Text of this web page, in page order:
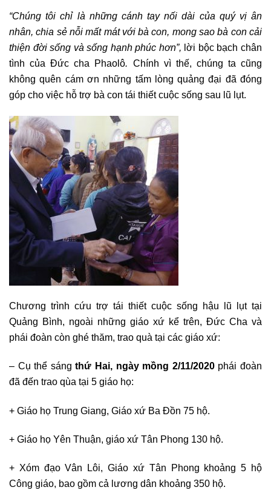
“Chúng tôi chỉ là những cánh tay nối dài của quý vị ân
nhân, chia sẻ nỗi mất mát với bà con, mong sao bà con cải
thiện đời sống và sống hạnh phúc hơn”, lời bộc bạch chân
tình của Đức cha Phaolô. Chính vì thế, chúng ta cũng
không quên cám ơn những tấm lòng quảng đại đã đóng
góp cho việc hỗ trợ bà con tái thiết cuộc sống sau lũ lụt.
Chương trình cứu trợ tái thiết cuộc sống hậu lũ lụt tại
Quảng Bình, ngoài những giáo xứ kể trên, Đức Cha và
phái đoàn còn ghé thăm, trao quà tại các giáo xứ:
– Cụ thể sángthứ Hai, ngày mồng 2/11/2020phái đoàn
đã đến trao qùa tại 5 giáo họ:
+ Giáo họ Trung Giang, Giáo xứ Ba Đồn 75 hộ.
+ Giáo họ Yên Thuận, giáo xứ Tân Phong 130 hộ.
+ Xóm đạo Vân Lôi, Giáo xứ Tân Phong khoảng 5 hộ
Công giáo, bao gồm cả lương dân khoảng 350 hộ.